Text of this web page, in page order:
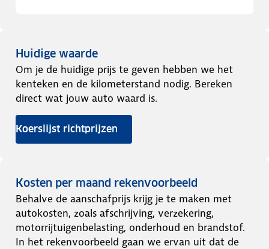
Huidige waarde
Om je de huidige prijs te geven hebben we het
kenteken en de kilometerstand nodig. Bereken
direct wat jouw auto waard is.
Koerslijst richtprijzen
Kosten per maand rekenvoorbeeld
Behalve de aanschafprijs krijg je te maken met
autokosten, zoals afschrijving, verzekering,
motorrijtuigenbelasting, onderhoud en brandstof.
In het rekenvoorbeeld gaan we ervan uit dat de